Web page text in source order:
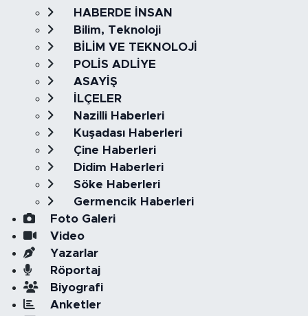
HABERDE İNSAN
Bilim, Teknoloji
BİLİM VE TEKNOLOJİ
POLİS ADLİYE
ASAYİŞ
İLÇELER
Nazilli Haberleri
Kuşadası Haberleri
Çine Haberleri
Didim Haberleri
Söke Haberleri
Germencik Haberleri
Foto Galeri
Video
Yazarlar
Röportaj
Biyografi
Anketler